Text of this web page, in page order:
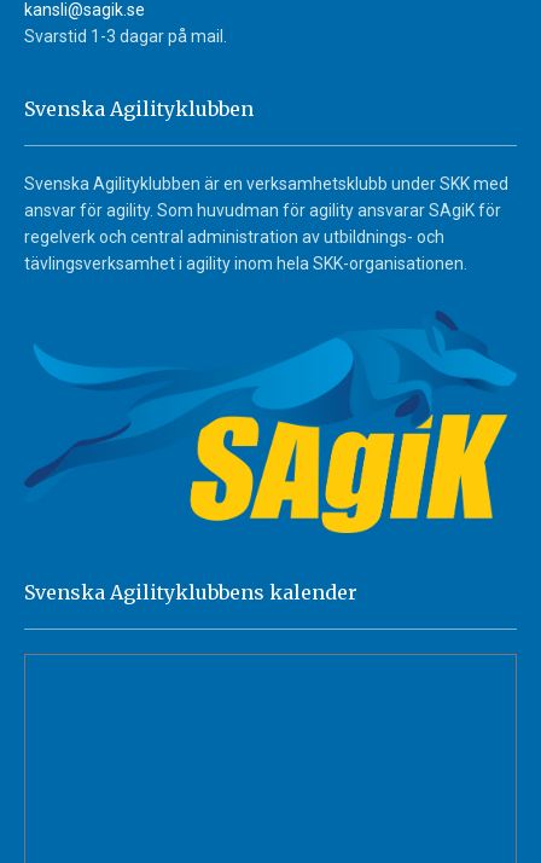
kansli@sagik.se
Svarstid 1-3 dagar på mail.
Svenska Agilityklubben
Svenska Agilityklubben är en verksamhetsklubb under SKK med
ansvar för agility. Som huvudman för agility ansvarar SAgiK för
regelverk och central administration av utbildnings- och
tävlingsverksamhet i agility inom hela SKK-organisationen.
Svenska Agilityklubbens kalender